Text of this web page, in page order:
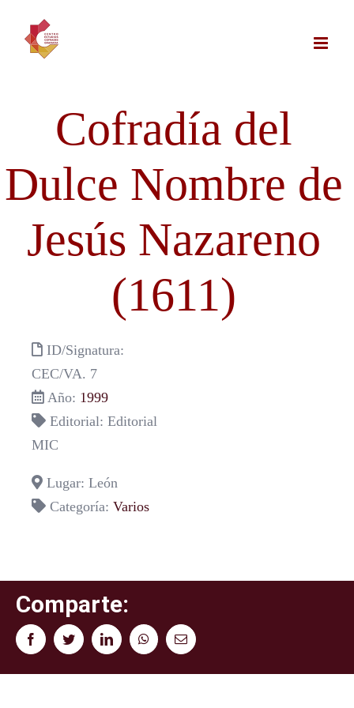
contenido
Cofradía del
Dulce Nombre de
Jesús Nazareno
(1611)
ID/Signatura:
CEC/VA. 7
Año: 1999
Editorial: Editorial
MIC
Lugar: León
Categoría: Varios
Comparte:
FacebookTwitterLinkedInWhatsAppCorreo
electrónico